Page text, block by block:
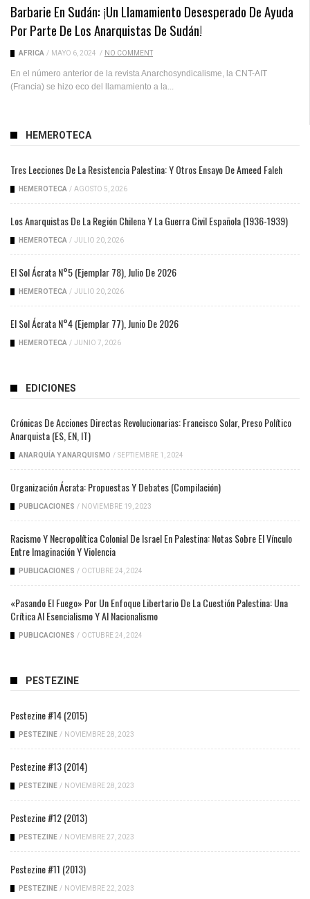
Barbarie En Sudán: ¡un Llamamiento Desesperado De Ayuda
Por Parte De Los Anarquistas De Sudán!
ÁFRICA / MAYO 6, 2024 / NO COMMENT
En el número anterior de la revista Anarchosyndicalisme, la CNT-AIT
(Francia) se hizo eco del llamamiento a la...
HEMEROTECA
Tres Lecciones De La Resistencia Palestina: Y Otros Ensayo De Ameed Faleh
HEMEROTECA / AGOSTO 5, 2026
Los Anarquistas De La Región Chilena Y La Guerra Civil Española (1936-1939)
HEMEROTECA / JULIO 20, 2026
El Sol Ácrata N°5 (ejemplar 78), Julio De 2026
HEMEROTECA / JULIO 20, 2026
El Sol Ácrata N°4 (ejemplar 77), Junio De 2026
HEMEROTECA / JUNIO 7, 2026
EDICIONES
Crónicas De Acciones Directas Revolucionarias: Francisco Solar, Preso Político
Anarquista (ES, EN, IT)
ANARQUÍA Y ANARQUISMO / SEPTIEMBRE 1, 2024
Organización Ácrata: Propuestas Y Debates (compilación)
PUBLICACIONES / NOVIEMBRE 19, 2023
Racismo Y Necropolítica Colonial De Israel En Palestina: Notas Sobre El Vínculo
Entre Imaginación Y Violencia
PUBLICACIONES / OCTUBRE 24, 2024
«Pasando El Fuego» Por Un Enfoque Libertario De La Cuestión Palestina: Una
Crítica Al Esencialismo Y Al Nacionalismo
PUBLICACIONES / OCTUBRE 24, 2024
PESTEZINE
Pestezine #14 (2015)
PESTEZINE / NOVIEMBRE 28, 2023
Pestezine #13 (2014)
PESTEZINE / NOVIEMBRE 28, 2023
Pestezine #12 (2013)
PESTEZINE / NOVIEMBRE 27, 2023
Pestezine #11 (2013)
PESTEZINE / NOVIEMBRE 22, 2023